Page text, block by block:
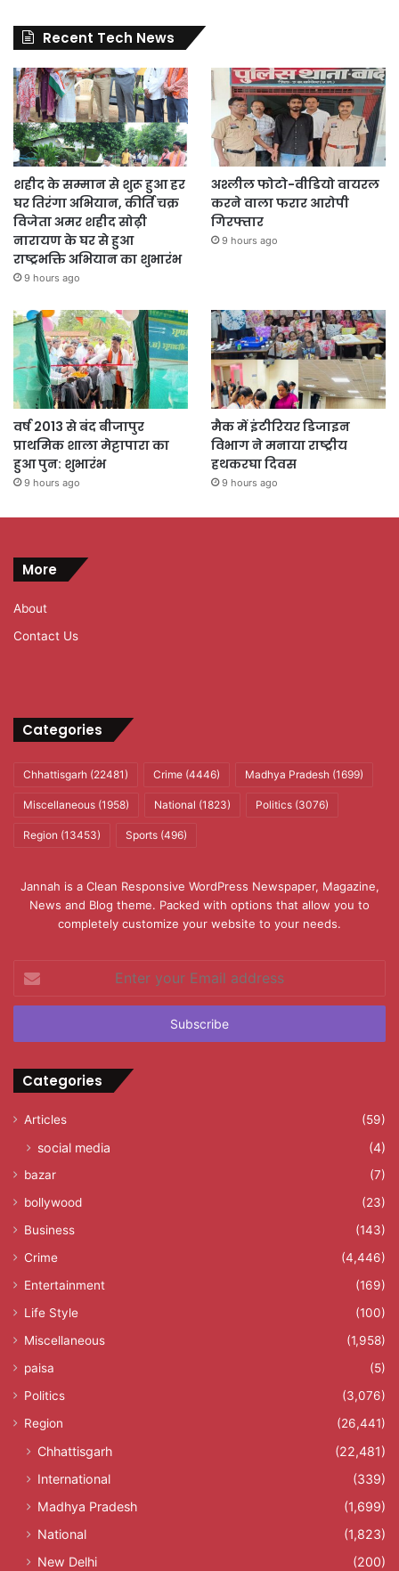
Recent Tech News
शहीद के सम्मान से शुरू हुआ हर
घर तिरंगा अभियान, कीर्ति चक्र
विजेता अमर शहीद सोढ़ी
नारायण के घर से हुआ
राष्ट्रभक्ति अभियान का शुभारंभ
9 hours ago
अश्लील फोटो-वीडियो वायरल
करने वाला फरार आरोपी
गिरफ्तार
9 hours ago
वर्ष 2013 से बंद बीजापुर
प्राथमिक शाला मेट्टापारा का
हुआ पुन: शुभारंभ
9 hours ago
मैक में इंटीरियर डिजाइन
विभाग ने मनाया राष्ट्रीय
हथकरघा दिवस
9 hours ago
More
About
Contact Us
Categories
Chhattisgarh (22481) Crime (4446) Madhya Pradesh (1699)
Miscellaneous (1958) National (1823) Politics (3076)
Region (13453) Sports (496)
Jannah is a Clean Responsive WordPress Newspaper, Magazine,
News and Blog theme. Packed with options that allow you to
completely customize your website to your needs.
your
Email
Categories
Articles (59)
social media (4)
bazar
(7)
bollywood
(23)
Business
(143)
Crime
(4,446)
Entertainment
(169)
Life Style
(100)
Miscellaneous
(1,958)
paisa
(5)
Politics
(3,076)
Region
(26,441)
Chhattisgarh
(22,481)
International
(339)
Madhya Pradesh
(1,699)
National
(1,823)
New Delhi
(200)